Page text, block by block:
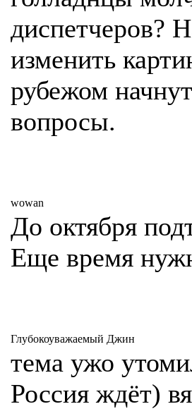
диспетчеров?
изменить
рубежом
вопросы.
wowan
До октября
Еще время
Глубокоуважаемый Джин
тема ужо
Россия ждёт)